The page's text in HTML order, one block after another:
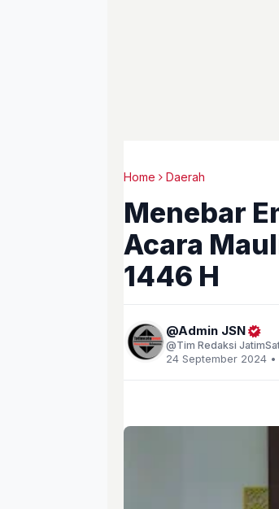
Home Daerah
Menebar
Acara
1446 H
Admin JSN
Tim Redaksi
24 September 2024 •